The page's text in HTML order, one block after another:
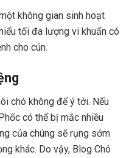
không gian sinh hoạt
tối đa lượng vi khuẩn có
cho cún.
chó không để ý tới. Nếu
có thể bị mắc nhiều
của chúng sẽ rụng sớm
khác. Do vậy, Blog Chó